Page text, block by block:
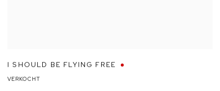
I SHOULD BE FLYING FREE
VERKOCHT